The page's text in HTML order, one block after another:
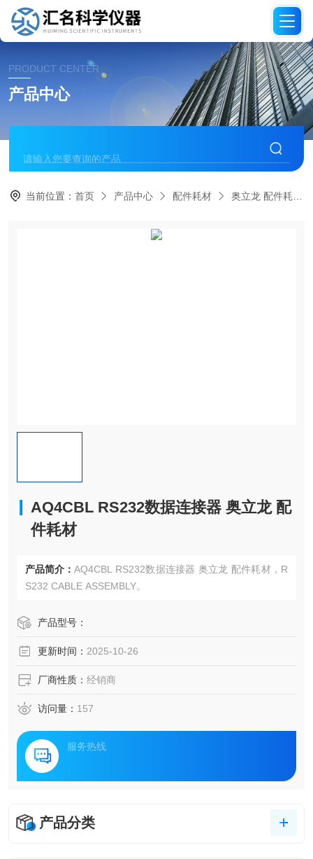
PRODUCT CENTER
产品中心
当前位置：首页 产品中心 配件耗材 奥立龙 配件耗材
AQ4CBL RS232数据连接器 奥立龙 配
件耗材
产品简介： AQ4CBL RS232数据连接器 奥立龙 配件耗材，R
S232 CABLE ASSEMBLY。
产品型号：
更新时间： 2025-10-26
厂商性质： 经销商
访问量： 157
服务热线
产品分类